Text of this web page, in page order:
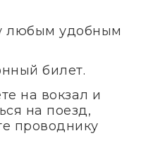
любым удобным
билет.
на вокзал и
на поезд,
проводнику